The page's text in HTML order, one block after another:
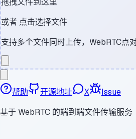
或者 点击选择文件
支持多个文件同时上传，WebRTC点
帮助 开源地址 X
Issue
基于 WebRTC 的端到端文件传输服务